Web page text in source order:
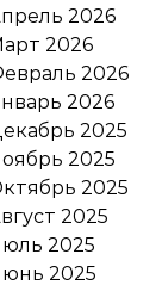
2026
2026
2026
2026
2025
2025
2025
2025
2025
2025